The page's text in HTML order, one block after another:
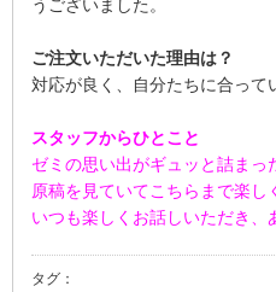
うございました。
ご注文いただいた理由は？
対応が良く、自分たちに合って
スタッフからひとこと
ゼミの思い出がギュッと詰まっ
原稿を見ていてこちらまで楽し
いつも楽しくお話しいただき、
タグ：